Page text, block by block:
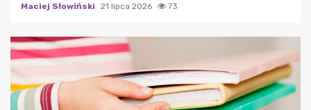
Maciej Słowiński 21 lipca 2026 73